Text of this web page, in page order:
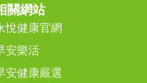
關網站
悅健康官網
安樂活
安健康嚴選